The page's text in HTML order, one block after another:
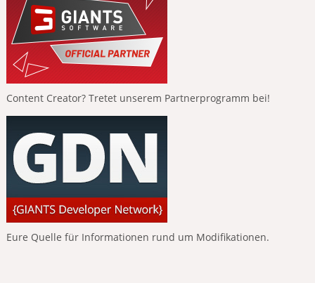
Content Creator? Tretet unserem Partnerprogramm bei!
Eure Quelle für Informationen rund um Modifikationen.